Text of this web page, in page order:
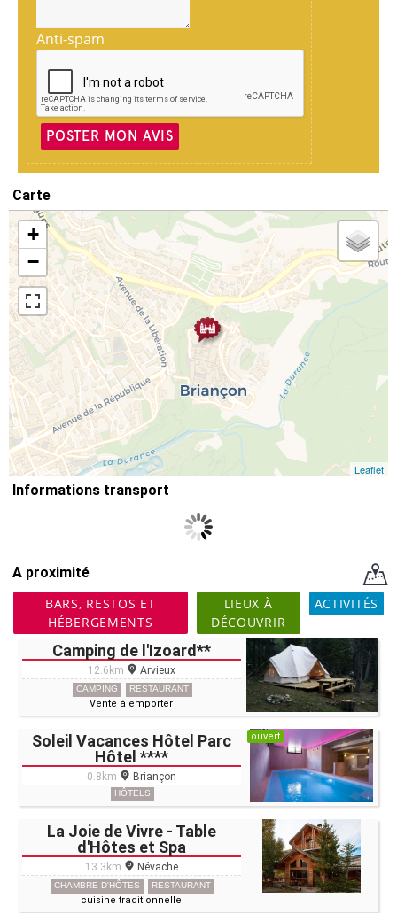
Anti-spam
POSTER MON AVIS
Carte
+
−
Leaflet
Informations transport
A proximité
BARS, RESTOS ET
HÉBERGEMENTS
LIEUX À
DÉCOUVRIR
ACTIVITÉS
Camping de l'Izoard**
12.6km Arvieux
CAMPING RESTAURANT
Vente à emporter
Soleil Vacances Hôtel Parc
Hôtel ****
0.8km Briançon
HÔTELS
ouvert
La Joie de Vivre - Table
d'Hôtes et Spa
13.3km Névache
CHAMBRE D'HÔTES RESTAURANT
cuisine traditionnelle